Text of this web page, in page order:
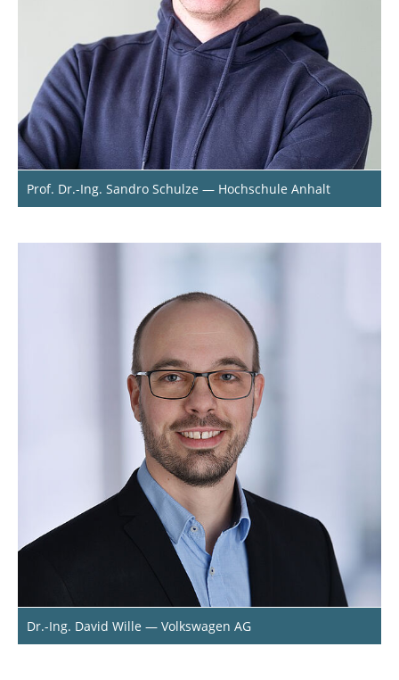
Prof. Dr.-Ing. Sandro Schulze — Hochschule Anhalt
Dr.-Ing. David Wille — Volkswagen AG